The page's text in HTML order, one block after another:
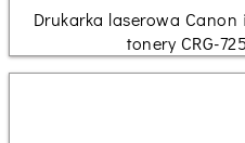
Drukarka laserowa Canon
tonery CRG-